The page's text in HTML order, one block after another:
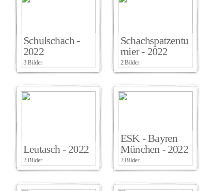
Schulschach -
2022
3 Bilder
Schachspatzentu
rnier - 2022
2 Bilder
Leutasch - 2022
2 Bilder
ESK - Bayren
München - 2022
2 Bilder